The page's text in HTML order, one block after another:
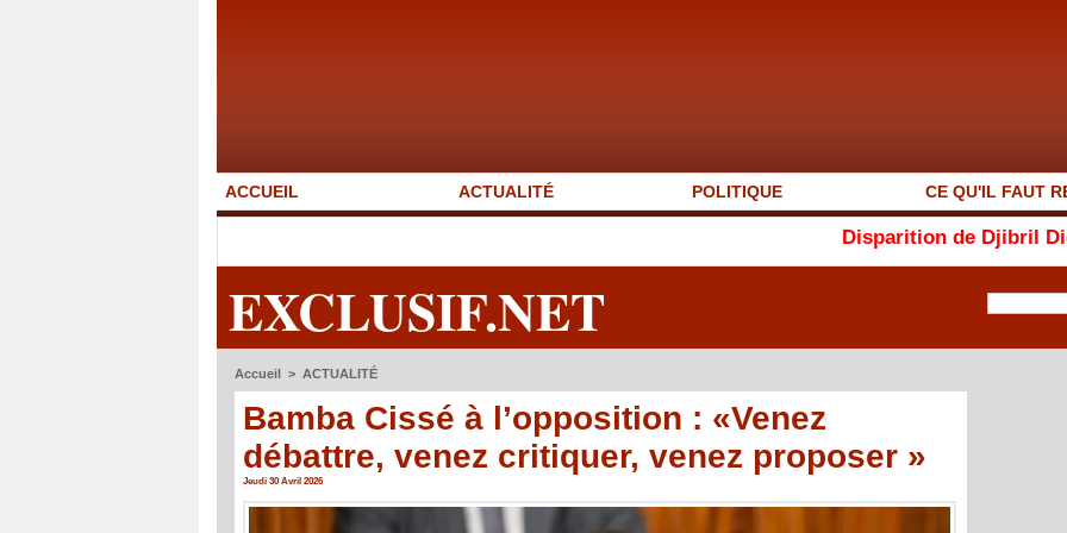
ACCUEIL ACTUALITÉ POLITIQUE CE QU'IL FAUT
Disparition de Djibril Dièye : «
EXCLUSIF.NET
Accueil > ACTUALITÉ
Bamba Cissé à l’opposition : «Venez
débattre, venez critiquer, venez proposer »
Jeudi 30 Avril 2026